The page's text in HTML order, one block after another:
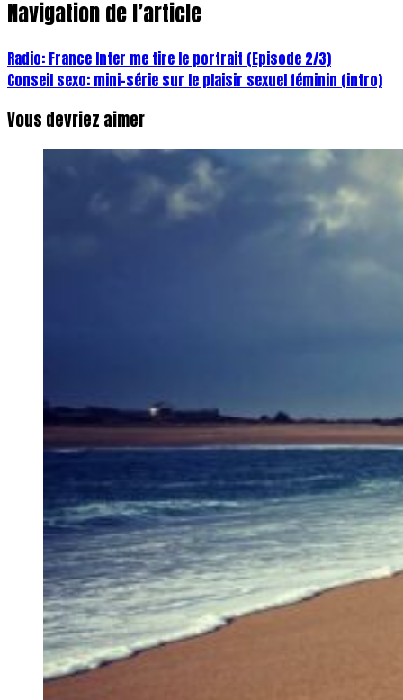
Navigation de l’article
Radio: France Inter me tire le portrait (Episode 2/3)
Conseil sexo: mini-série sur le plaisir sexuel féminin (intro)
Vous devriez aimer